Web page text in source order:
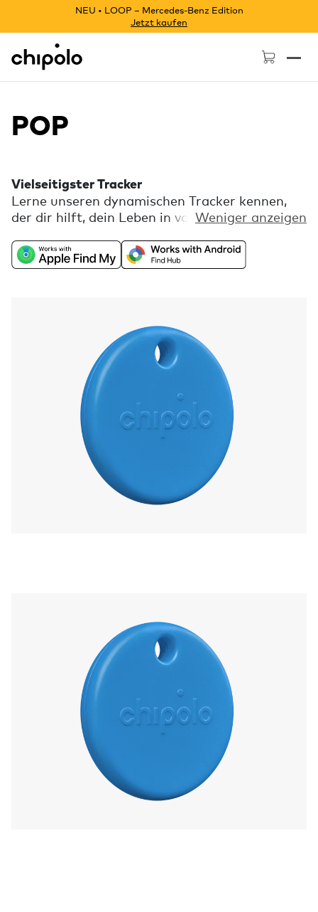
NEU • LOOP – Mercedes-Benz Edition
Jetzt kaufen
Chipolo - Home page
POP
Vielseitigster Tracker
Lerne unseren dynamischen Tracker kennen,
der dir hilft, dein Leben in vollen Zügen zu
Schlüssel, Tasche, dein Gepäck und mehr.
Chipolo POP funktioniert mit dem Apple „Wo
wie Rufe dein Telefon an.
Weniger anzeigen